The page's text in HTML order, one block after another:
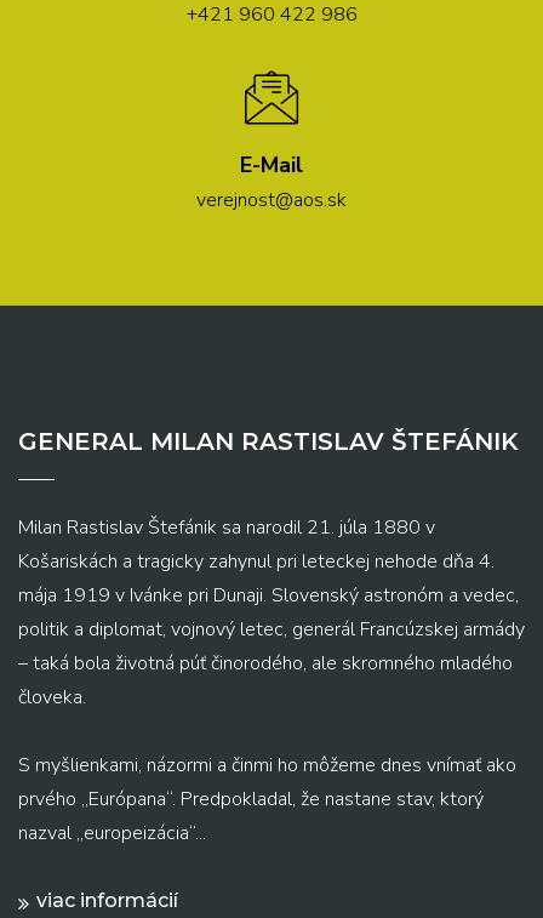
+421 960 422 986
E-Mail
verejnost@aos.sk
GENERAL MILAN RASTISLAV ŠTEFÁNIK
Milan Rastislav Štefánik sa narodil 21. júla 1880 v
Košariskách a tragicky zahynul pri leteckej nehode dňa 4.
mája 1919 v Ivánke pri Dunaji. Slovenský astronóm a vedec,
politik a diplomat, vojnový letec, generál Francúzskej armády
– taká bola životná púť činorodého, ale skromného mladého
človeka.
S myšlienkami, názormi a činmi ho môžeme dnes vnímať ako
prvého „Európana“. Predpokladal, že nastane stav, ktorý
nazval „europeizácia“...
viac informácií